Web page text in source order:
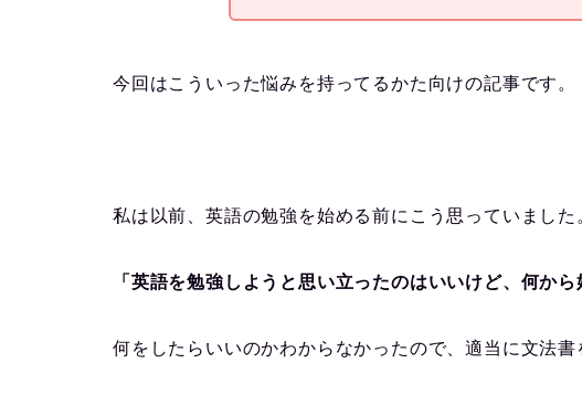
今回はこういった悩みを持ってるかた向けの記事です。
私は以前、英語の勉強を始める前にこう思っていました
「英語を勉強しようと思い立ったのはいいけど、何か
何をしたらいいのかわからなかったので、適当に文法書